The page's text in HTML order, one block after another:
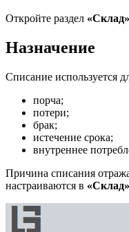
Откройте раздел
Назначение
Списание используется
порча;
потери;
брак;
истечение срока;
внутреннее
Причина списания
настраиваются в